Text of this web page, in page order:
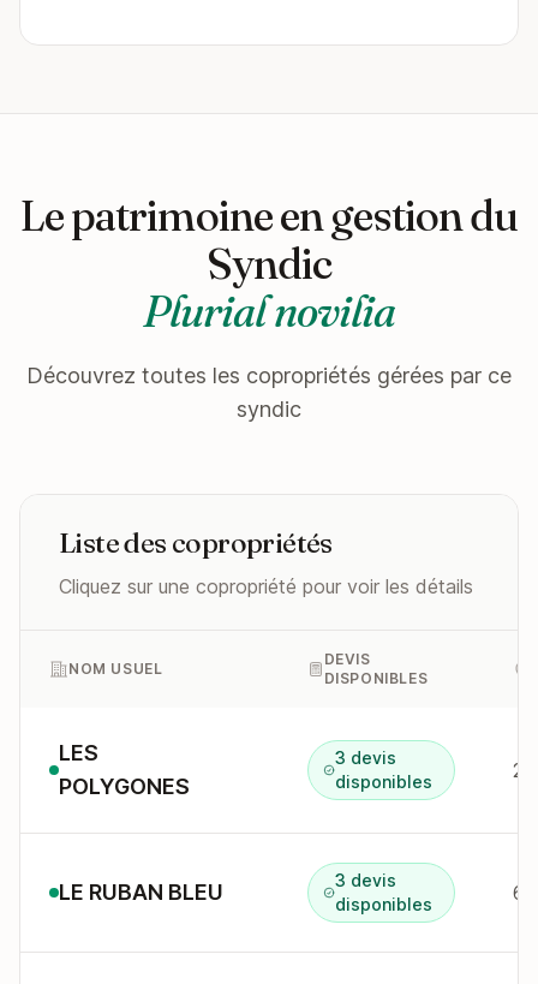
Le patrimoine en gestion du
Syndic
Plurial novilia
Découvrez toutes les copropriétés gérées par ce
syndic
Liste des copropriétés
Cliquez sur une copropriété pour voir les détails
NOM USUEL
DEVIS
DISPONIBLES
LES
POLYGONES
3 devis
disponibles
2
LE RUBAN BLEU
3 devis
disponibles